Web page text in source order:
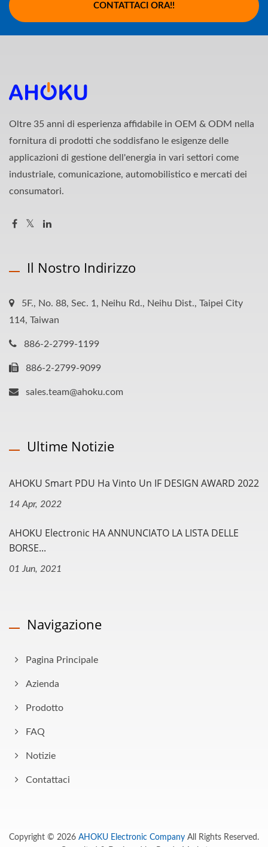
CONTATTACI ORA!!
Oltre 35 anni di esperienza affidabile in OEM & ODM nella
fornitura di prodotti che soddisfano le esigenze delle
applicazioni di gestione dell'energia in vari settori come
industriale, comunicazione, automobilistico e mercati dei
consumatori.
Il Nostro Indirizzo
5F., No. 88, Sec. 1, Neihu Rd., Neihu Dist., Taipei City
114, Taiwan
886-2-2799-1199
886-2-2799-9099
sales.team@ahoku.com
Ultime Notizie
AHOKU Smart PDU Ha Vinto Un IF DESIGN AWARD 2022
14 Apr, 2022
AHOKU Electronic HA ANNUNCIATO LA LISTA DELLE
BORSE...
01 Jun, 2021
Navigazione
Pagina Principale
Azienda
Prodotto
FAQ
Notizie
Contattaci
Copyright © 2026 AHOKU Electronic Company All Rights Reserved.